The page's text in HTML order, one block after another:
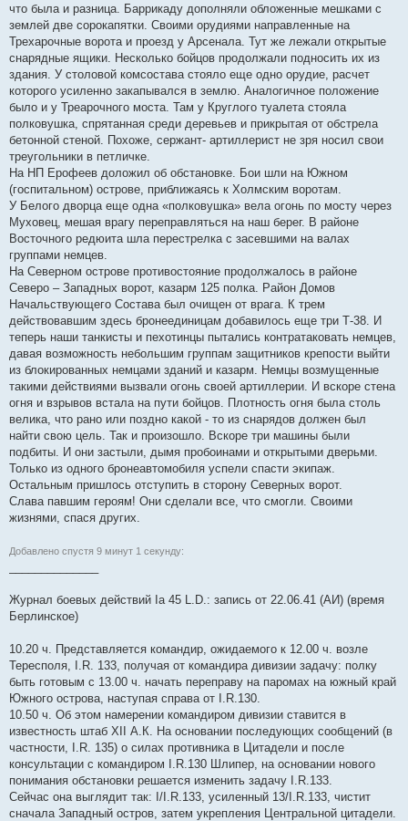
что была и разница. Баррикаду дополняли обложенные мешками с
землей две сорокапятки. Своими орудиями направленные на
Трехарочные ворота и проезд у Арсенала. Тут же лежали открытые
снарядные ящики. Несколько бойцов продолжали подносить их из
здания. У столовой комсостава стояло еще одно орудие, расчет
которого усиленно закапывался в землю. Аналогичное положение
было и у Треарочного моста. Там у Круглого туалета стояла
полковушка, спрятанная среди деревьев и прикрытая от обстрела
бетонной стеной. Похоже, сержант- артиллерист не зря носил свои
треугольники в петличке.
На НП Ерофеев доложил об обстановке. Бои шли на Южном
(госпитальном) острове, приближаясь к Холмским воротам.
У Белого дворца еще одна «полковушка» вела огонь по мосту через
Муховец, мешая врагу переправляться на наш берег. В районе
Восточного редюита шла перестрелка с засевшими на валах
группами немцев.
На Северном острове противостояние продолжалось в районе
Северо – Западных ворот, казарм 125 полка. Район Домов
Начальствующего Состава был очищен от врага. К трем
действовавшим здесь бронеединицам добавилось еще три Т-38. И
теперь наши танкисты и пехотинцы пытались контратаковать немцев,
давая возможность небольшим группам защитников крепости выйти
из блокированных немцами зданий и казарм. Немцы возмущенные
такими действиями вызвали огонь своей артиллерии. И вскоре стена
огня и взрывов встала на пути бойцов. Плотность огня была столь
велика, что рано или поздно какой - то из снарядов должен был
найти свою цель. Так и произошло. Вскоре три машины были
подбиты. И они застыли, дымя пробоинами и открытыми дверьми.
Только из одного бронеавтомобиля успели спасти экипаж.
Остальным пришлось отступить в сторону Северных ворот.
Слава павшим героям! Они сделали все, что смогли. Своими
жизнями, спася других.
Добавлено спустя 9 минут 1 секунду:
Журнал боевых действий Iа 45 L.D.: запись от 22.06.41 (АИ) (время
Берлинское)
10.20 ч. Представляется командир, ожидаемого к 12.00 ч. возле
Тересполя, I.R. 133, получая от командира дивизии задачу: полку
быть готовым с 13.00 ч. начать переправу на паромах на южный край
Южного острова, наступая справа от I.R.130.
10.50 ч. Об этом намерении командиром дивизии ставится в
известность штаб XII А.К. На основании последующих сообщений (в
частности, I.R. 135) о силах противника в Цитадели и после
консультации с командиром I.R.130 Шлипер, на основании нового
понимания обстановки решается изменить задачу I.R.133.
Сейчас она выглядит так: I/I.R.133, усиленный 13/I.R.133, чистит
сначала Западный остров, затем укрепления Центральной цитадели.